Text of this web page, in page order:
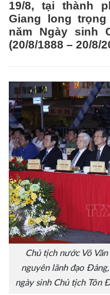
19/8, tại thành
Giang long
năm Ngày sinh
(20/8/1888 – 20/8/
Chủ tịch nước Võ
nguyên lãnh đạo
ngày sinh Chủ tịch Tôn